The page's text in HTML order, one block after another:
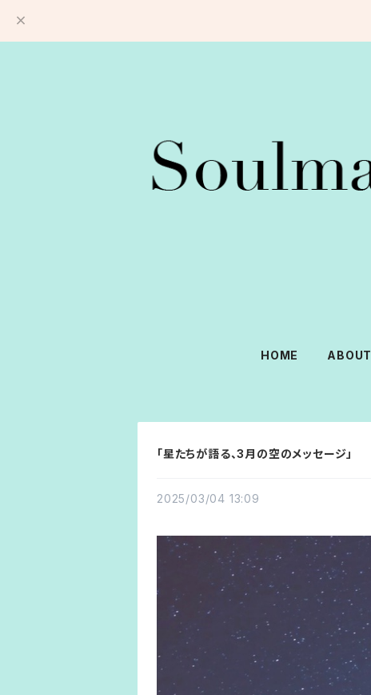
HOME ABOUT
「星たちが語る、3月の空のメッセージ」
2025/03/04 13:09